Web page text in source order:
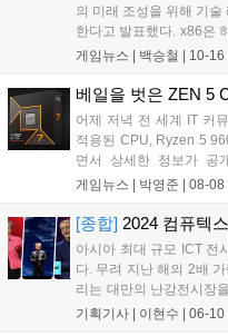
의 미래 조성을 위해 기
한다고 발표했다. x86은
어난 성능과 원활한 상호
성을 지원하고 소프트웨
기능을 파악할 수 있는
데 주력할 계획이다....
게임뉴스 | 백승철 | 10-16
베일을 벗은 ZEN 5
어제 저녁 전 세계 IT 커
적용된 CPU, Ryzen 5
면서 상세한 정보가 공
7700X와 거의 흡사하다
게임뉴스 | 박영준 | 08-08
[종합] 2024 컴퓨텍
아시아 최대 규모 ICT 전
다. 무려 지난 해의 2배
리는 대만의 난강전시장
도 익숙한 인텔·AMD·엔
기획기사 | 이현수 | 06-10